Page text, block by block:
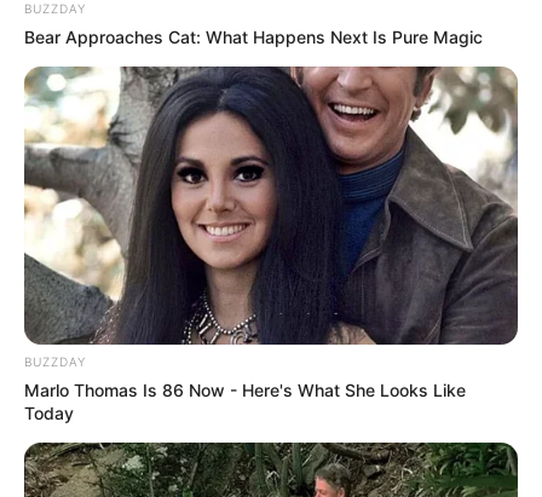
She Spends Millions To Transform Herself Into A
Barbie Doll!
BRAINBERRIES
BUZZDAY
Bear Approaches Cat: What Happens Next Is Pure Magic
BUZZDAY
Marlo Thomas Is 86 Now - Here's What She Looks Like
Today